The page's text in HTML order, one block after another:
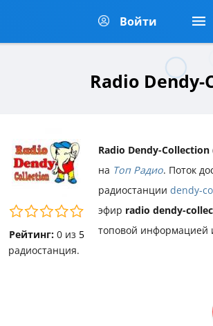
Войти
Radio
Рейтинг: 0из 5
Radio Dendy-Collection
на Топ Радио. Поток
радиостанции dendy-
эфир radio dendy-
топовой информацией
радиостанция.